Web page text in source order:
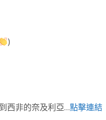
)
西非的奈及利亞…點擊連結